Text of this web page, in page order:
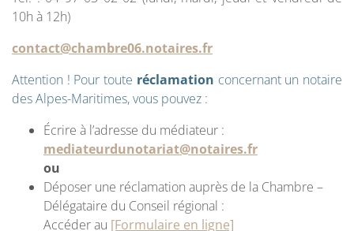
10h à 12h)
contact@chambre06.notaires.fr
Attention ! Pour toute réclamation concernant un notaire
des Alpes-Maritimes, vous pouvez :
Écrire à l’adresse du médiateur :
mediateurdunotariat@notaires.fr
ou
Déposer une réclamation auprès de la Chambre –
Délégataire du Conseil régional :
Accéder au [Formulaire en ligne]